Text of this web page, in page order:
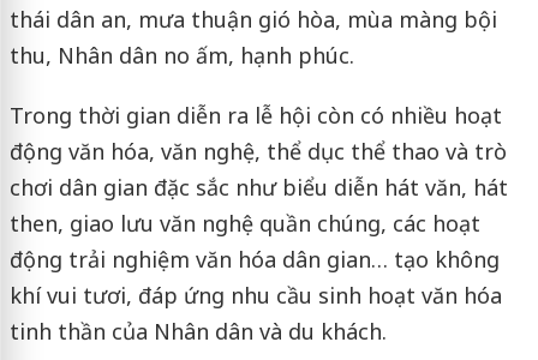
thái dân an, mưa thuận gió hòa, mùa màng bội
thu, Nhân dân no ấm, hạnh phúc.
Trong thời gian diễn ra lễ hội còn có nhiều hoạt
động văn hóa, văn nghệ, thể dục thể thao và trò
chơi dân gian đặc sắc như biểu diễn hát văn, hát
then, giao lưu văn nghệ quần chúng, các hoạt
động trải nghiệm văn hóa dân gian… tạo không
khí vui tươi, đáp ứng nhu cầu sinh hoạt văn hóa
tinh thần của Nhân dân và du khách.